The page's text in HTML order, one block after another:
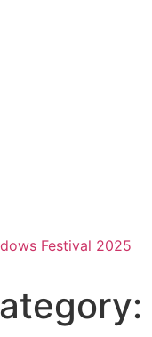
Festival 2025